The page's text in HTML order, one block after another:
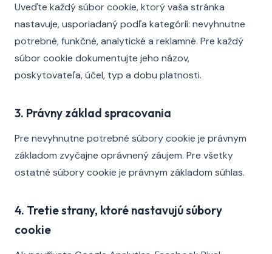
Uveďte každý súbor cookie, ktorý vaša stránka
nastavuje, usporiadaný podľa kategórií: nevyhnutne
potrebné, funkčné, analytické a reklamné. Pre každý
súbor cookie dokumentujte jeho názov,
poskytovateľa, účel, typ a dobu platnosti.
3. Právny základ spracovania
Pre nevyhnutne potrebné súbory cookie je právnym
základom zvyčajne oprávnený záujem. Pre všetky
ostatné súbory cookie je právnym základom súhlas.
4. Tretie strany, ktoré nastavujú súbory
cookie